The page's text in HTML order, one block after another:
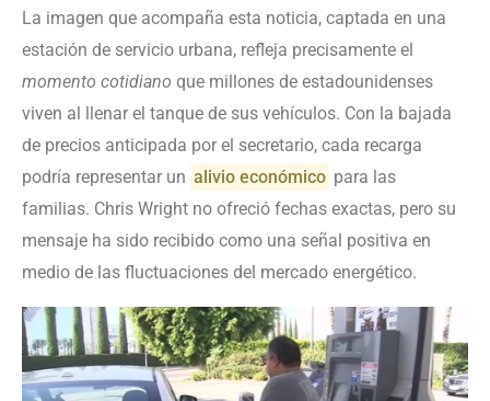
La imagen que acompaña esta noticia, captada en una
estación de servicio urbana, refleja precisamente el
momento cotidiano que millones de estadounidenses
viven al llenar el tanque de sus vehículos. Con la bajada
de precios anticipada por el secretario, cada recarga
podría representar un alivio económico para las
familias. Chris Wright no ofreció fechas exactas, pero su
mensaje ha sido recibido como una señal positiva en
medio de las fluctuaciones del mercado energético.